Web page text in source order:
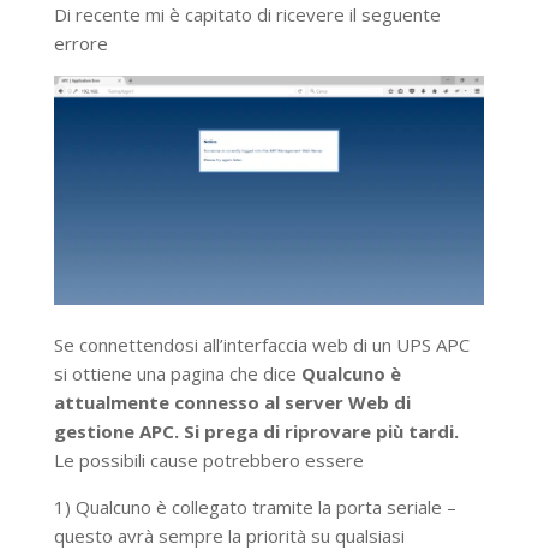
Di recente mi è capitato di ricevere il seguente
errore
Se connettendosi all’interfaccia web di un UPS APC
si ottiene una pagina che dice Qualcuno è
attualmente connesso al server Web di
gestione APC. Si prega di riprovare più tardi.
Le possibili cause potrebbero essere
1) Qualcuno è collegato tramite la porta seriale –
questo avrà sempre la priorità su qualsiasi